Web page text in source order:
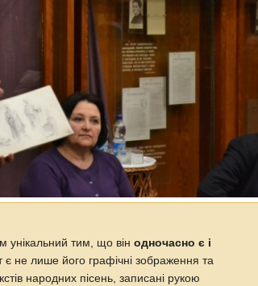
унікальний тим, що вінодночасно є і
є не лише його графічні зображення та
народних пісень, записані рукою